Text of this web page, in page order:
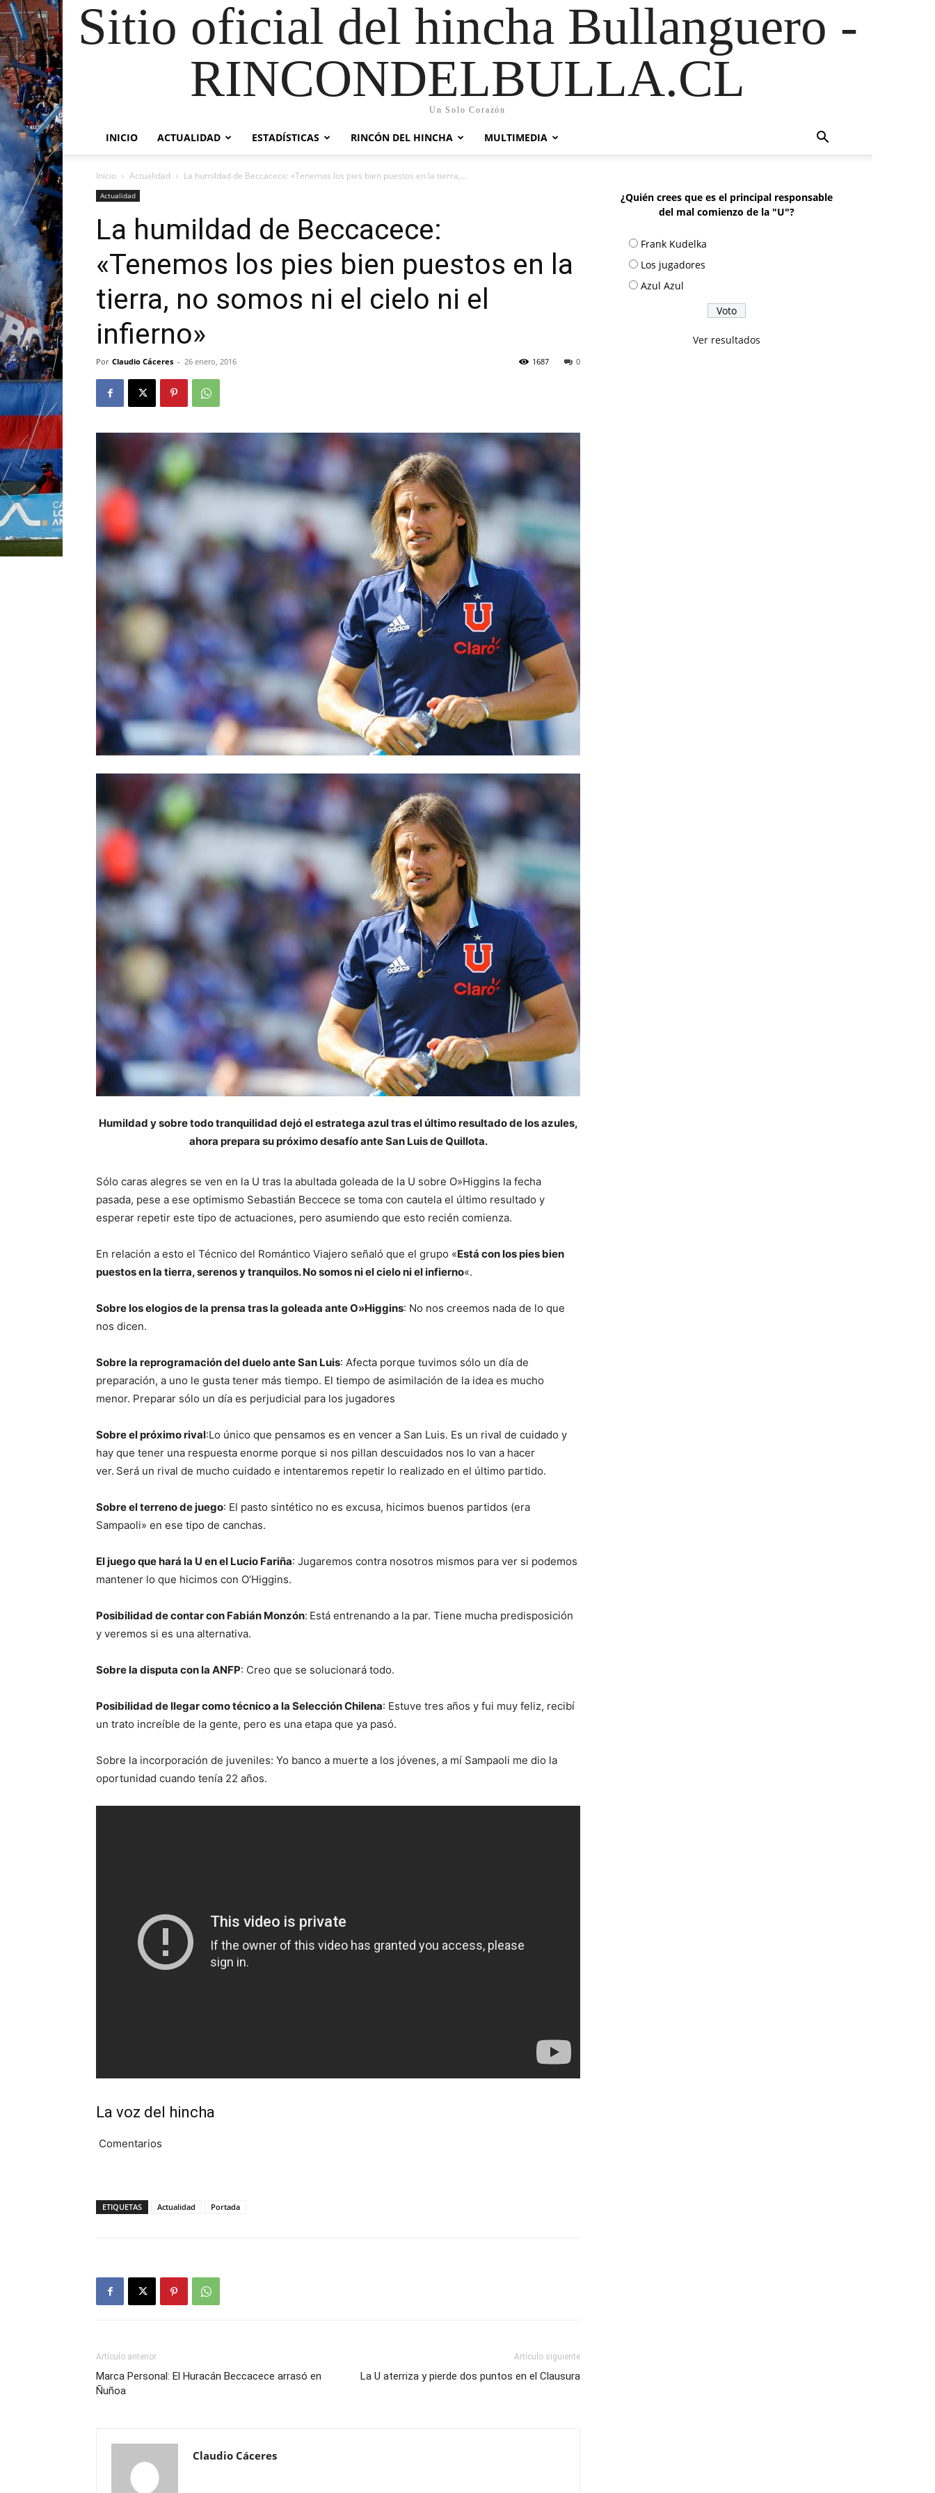
Sitio oficial del hincha Bullanguero -
RINCONDELBULLA.CL
Un Solo Corazón
INICIO ACTUALIDAD ESTADÍSTICAS RINCÓN DEL HINCHA MULTIMEDIA
Inicio Actualidad La humildad de Beccacece: «Tenemos los pies bien puestos en la tierra,...
Actualidad
La humildad de Beccacece:
«Tenemos los pies bien puestos en la
tierra, no somos ni el cielo ni el
infierno»
Por Claudio Cáceres - 26 enero, 2016 0
1687
Humildad y sobre todo tranquilidad dejó el estratega azul tras el último resultado de los azules,
ahora prepara su próximo desafío ante San Luis de Quillota.
Sólo caras alegres se ven en la U tras la abultada goleada de la U sobre O»Higgins la fecha
pasada, pese a ese optimismo Sebastián Beccece se toma con cautela el último resultado y
esperar repetir este tipo de actuaciones, pero asumiendo que esto recién comienza.
En relación a esto el Técnico del Romántico Viajero señaló que el grupo «Está con los pies bien
puestos en la tierra, serenos y tranquilos. No somos ni el cielo ni el infierno«.
Sobre los elogios de la prensa tras la goleada ante O»Higgins: No nos creemos nada de lo que
nos dicen.
Sobre la reprogramación del duelo ante San Luis: Afecta porque tuvimos sólo un día de
preparación, a uno le gusta tener más tiempo. El tiempo de asimilación de la idea es mucho
menor. Preparar sólo un día es perjudicial para los jugadores
Sobre el próximo rival:Lo único que pensamos es en vencer a San Luis. Es un rival de cuidado y
hay que tener una respuesta enorme porque si nos pillan descuidados nos lo van a hacer
ver. Será un rival de mucho cuidado e intentaremos repetir lo realizado en el último partido.
Sobre el terreno de juego: El pasto sintético no es excusa, hicimos buenos partidos (era
Sampaoli» en ese tipo de canchas.
El juego que hará la U en el Lucio Fariña: Jugaremos contra nosotros mismos para ver si podemos
mantener lo que hicimos con O’Higgins.
Posibilidad de contar con Fabián Monzón: Está entrenando a la par. Tiene mucha predisposición
y veremos si es una alternativa.
Sobre la disputa con la ANFP: Creo que se solucionará todo.
Posibilidad de llegar como técnico a la Selección Chilena: Estuve tres años y fui muy feliz, recibí
un trato increíble de la gente, pero es una etapa que ya pasó.
Sobre la incorporación de juveniles: Yo banco a muerte a los jóvenes, a mí Sampaoli me dio la
oportunidad cuando tenía 22 años.
La voz del hincha
Comentarios
ETIQUETAS Actualidad Portada
Artículo anterior
Marca Personal: El Huracán Beccacece arrasó en
Ñuñoa
Artículo siguiente
La U aterriza y pierde dos puntos en el Clausura
Claudio Cáceres
¿Quién crees que es el principal responsable
del mal comienzo de la "U"?
Frank Kudelka
Los jugadores
Azul Azul
Ver resultados